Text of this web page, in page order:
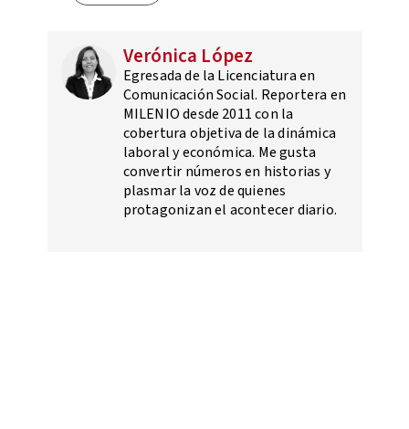
Verónica López
Egresada de la Licenciatura en
Comunicación Social. Reportera en
MILENIO desde 2011 con la
cobertura objetiva de la dinámica
laboral y económica. Me gusta
convertir números en historias y
plasmar la voz de quienes
protagonizan el acontecer diario.